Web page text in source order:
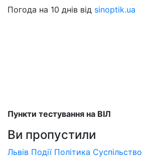
Погода на 10 днів від sinoptik.ua
Пункти тестування на ВІЛ
Ви пропустили
Львів Події Політика Суспільство